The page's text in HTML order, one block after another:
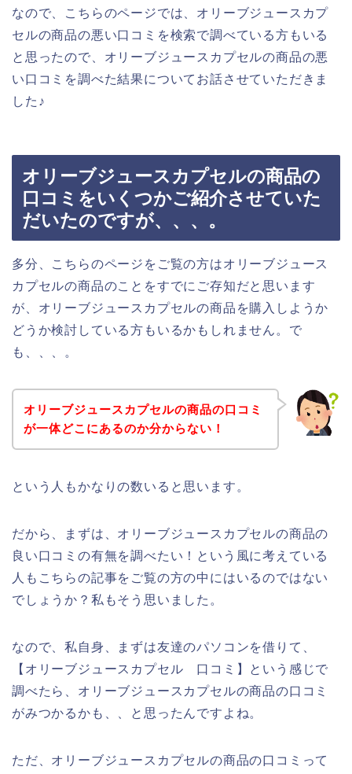
なので、こちらのページでは、オリーブジュースカプ
セルの商品の悪い口コミを検索で調べている方もいる
と思ったので、オリーブジュースカプセルの商品の悪
い口コミを調べた結果についてお話させていただきま
した♪
オリーブジュースカプセルの商品の
口コミをいくつかご紹介させていた
だいたのですが、、、。
多分、こちらのページをご覧の方はオリーブジュース
カプセルの商品のことをすでにご存知だと思います
が、オリーブジュースカプセルの商品を購入しようか
どうか検討している方もいるかもしれません。で
も、、、。
オリーブジュースカプセルの商品の口コミ
が一体どこにあるのか分からない！
という人もかなりの数いると思います。
だから、まずは、オリーブジュースカプセルの商品の
良い口コミの有無を調べたい！という風に考えている
人もこちらの記事をご覧の方の中にはいるのではない
でしょうか？私もそう思いました。
なので、私自身、まずは友達のパソコンを借りて、
【オリーブジュースカプセル 口コミ】という感じで
調べたら、オリーブジュースカプセルの商品の口コミ
がみつかるかも、、と思ったんですよね。
ただ、オリーブジュースカプセルの商品の口コミって